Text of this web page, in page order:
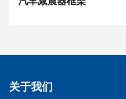
关于我们